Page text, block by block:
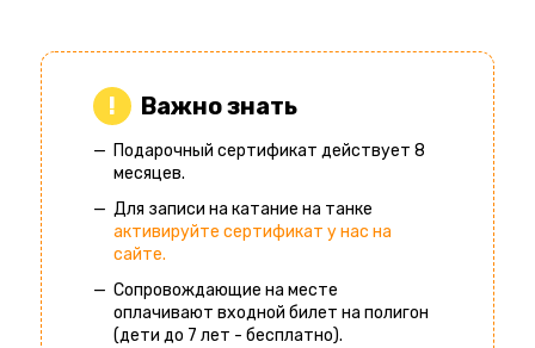
Важно знать
Подарочный сертификат действует 8
месяцев.
Для записи на катание на танке
активируйте сертификат у нас на
сайте.
Сопровождающие на месте
оплачивают входной билет на полигон
(дети до 7 лет - бесплатно).